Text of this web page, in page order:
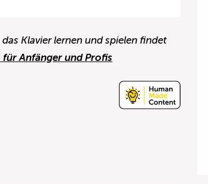
Klavier lernen und spielen findet
Anfänger und Profis